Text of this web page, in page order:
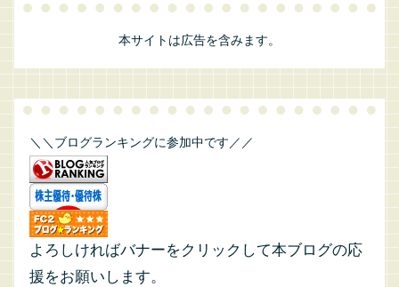
本サイトは広告を含みます。
＼＼ブログランキングに参加中です／／
よろしければバナーをクリックして本ブログの応
援をお願いします。